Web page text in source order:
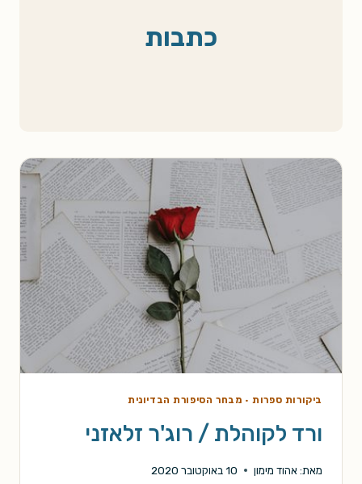
כתבות
ביקורות ספרות· מבחר הסיפורת הבדיונית
ורד לקוהלת / רוג'ר זלאזני
מאת: אהוד מימון 10 באוקטובר 2020